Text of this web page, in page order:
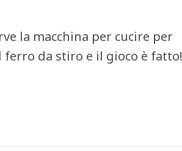
la macchina per cucire per
ferro da stiro e il gioco è fatto!